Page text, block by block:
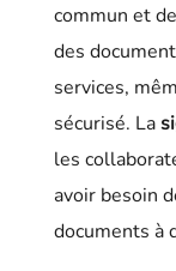
commun et
des
services,
sécurisé. La
les
avoir besoin
documents à